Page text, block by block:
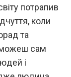
потрапив
коли
та
можеш сам
і